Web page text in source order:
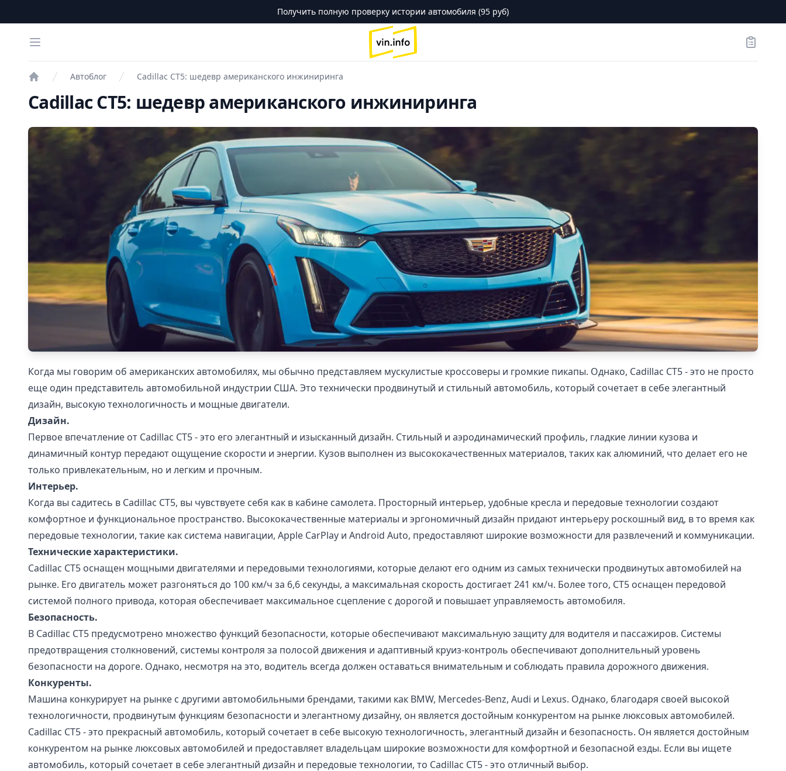
Получить полную проверку истории автомобиля (95 руб)
Open menu
logo
Заказы
Автоблог Cadillac CT5: шедевр американского инжиниринга
Cadillac CT5: шедевр американского инжиниринга
Когда мы говорим об американских автомобилях, мы обычно представляем мускулистые кроссоверы и громкие пикапы. Однако, Cadillac CT5 - это не просто
еще один представитель автомобильной индустрии США. Это технически продвинутый и стильный автомобиль, который сочетает в себе элегантный
дизайн, высокую технологичность и мощные двигатели.
Дизайн.
Первое впечатление от Cadillac CT5 - это его элегантный и изысканный дизайн. Стильный и аэродинамический профиль, гладкие линии кузова и
динамичный контур передают ощущение скорости и энергии. Кузов выполнен из высококачественных материалов, таких как алюминий, что делает его не
только привлекательным, но и легким и прочным.
Интерьер.
Когда вы садитесь в Cadillac CT5, вы чувствуете себя как в кабине самолета. Просторный интерьер, удобные кресла и передовые технологии создают
комфортное и функциональное пространство. Высококачественные материалы и эргономичный дизайн придают интерьеру роскошный вид, в то время как
передовые технологии, такие как система навигации, Apple CarPlay и Android Auto, предоставляют широкие возможности для развлечений и коммуникации.
Технические характеристики.
Cadillac CT5 оснащен мощными двигателями и передовыми технологиями, которые делают его одним из самых технически продвинутых автомобилей на
рынке. Его двигатель может разгоняться до 100 км/ч за 6,6 секунды, а максимальная скорость достигает 241 км/ч. Более того, CT5 оснащен передовой
системой полного привода, которая обеспечивает максимальное сцепление с дорогой и повышает управляемость автомобиля.
Безопасность.
В Cadillac CT5 предусмотрено множество функций безопасности, которые обеспечивают максимальную защиту для водителя и пассажиров. Системы
предотвращения столкновений, системы контроля за полосой движения и адаптивный круиз-контроль обеспечивают дополнительный уровень
безопасности на дороге. Однако, несмотря на это, водитель всегда должен оставаться внимательным и соблюдать правила дорожного движения.
Конкуренты.
Машина конкурирует на рынке с другими автомобильными брендами, такими как BMW, Mercedes-Benz, Audi и Lexus. Однако, благодаря своей высокой
технологичности, продвинутым функциям безопасности и элегантному дизайну, он является достойным конкурентом на рынке люксовых автомобилей.
Cadillac CT5 - это прекрасный автомобиль, который сочетает в себе высокую технологичность, элегантный дизайн и безопасность. Он является достойным
конкурентом на рынке люксовых автомобилей и предоставляет владельцам широкие возможности для комфортной и безопасной езды. Если вы ищете
автомобиль, который сочетает в себе элегантный дизайн и передовые технологии, то Cadillac CT5 - это отличный выбор.